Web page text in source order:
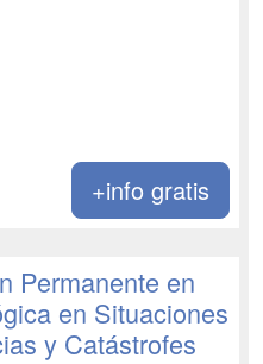
+info gratis
Permanente en
en Situaciones
y Catástrofes